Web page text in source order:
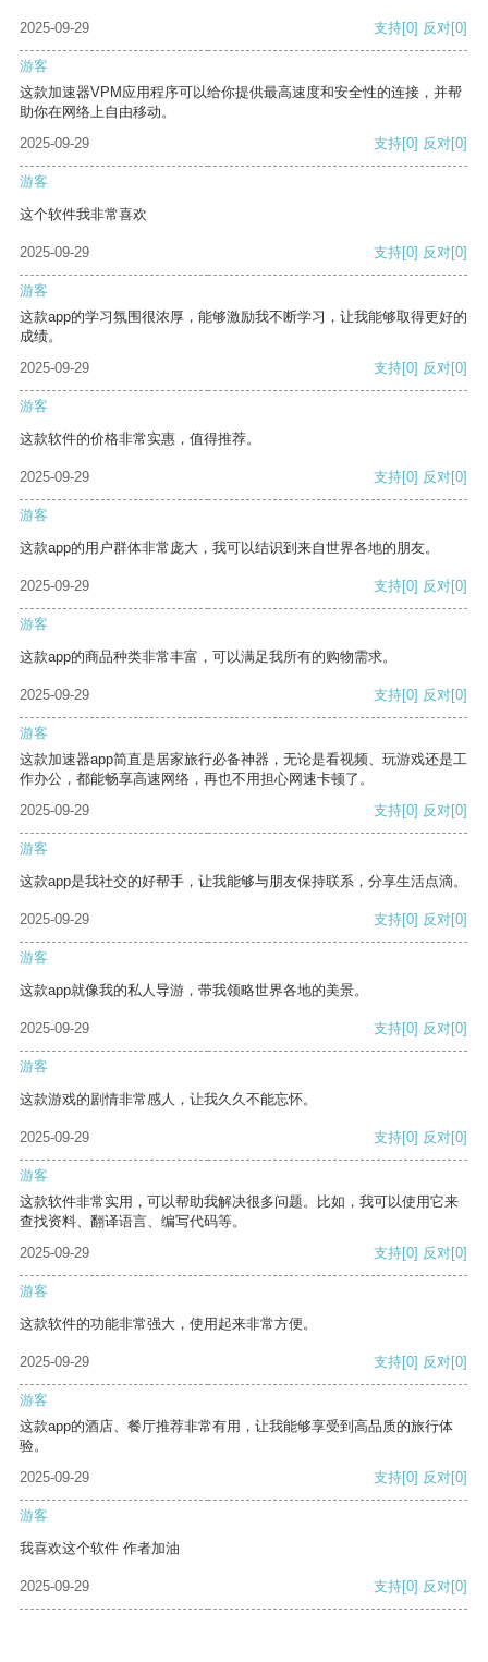
2025-09-29 支持[0] 反对[0]
游客
这款加速器VPM应用程序可以给你提供最高速度和安全性的连接，并帮
助你在网络上自由移动。
2025-09-29
支持[0] 反对[0]
游客
这个软件我非常喜欢
2025-09-29 支持[0] 反对[0]
游客
这款app的学习氛围很浓厚，能够激励我不断学习，让我能够取得更好的
成绩。
2025-09-29
支持[0] 反对[0]
游客
这款软件的价格非常实惠，值得推荐。
2025-09-29 支持[0] 反对[0]
游客
这款app的用户群体非常庞大，我可以结识到来自世界各地的朋友。
2025-09-29 支持[0] 反对[0]
游客
这款app的商品种类非常丰富，可以满足我所有的购物需求。
2025-09-29 支持[0] 反对[0]
游客
这款加速器app简直是居家旅行必备神器，无论是看视频、玩游戏还是工
作办公，都能畅享高速网络，再也不用担心网速卡顿了。
2025-09-29
支持[0] 反对[0]
游客
这款app是我社交的好帮手，让我能够与朋友保持联系，分享生活点滴。
2025-09-29 支持[0] 反对[0]
游客
这款app就像我的私人导游，带我领略世界各地的美景。
2025-09-29 支持[0] 反对[0]
游客
这款游戏的剧情非常感人，让我久久不能忘怀。
2025-09-29 支持[0] 反对[0]
游客
这款软件非常实用，可以帮助我解决很多问题。比如，我可以使用它来
查找资料、翻译语言、编写代码等。
2025-09-29
支持[0] 反对[0]
游客
这款软件的功能非常强大，使用起来非常方便。
2025-09-29 支持[0] 反对[0]
游客
这款app的酒店、餐厅推荐非常有用，让我能够享受到高品质的旅行体
验。
2025-09-29
支持[0] 反对[0]
游客
我喜欢这个软件 作者加油
2025-09-29 支持[0] 反对[0]